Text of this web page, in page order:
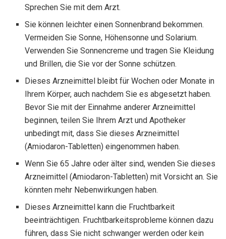
Sprechen Sie mit dem Arzt.
Sie können leichter einen Sonnenbrand bekommen.
Vermeiden Sie Sonne, Höhensonne und Solarium.
Verwenden Sie Sonnencreme und tragen Sie Kleidung
und Brillen, die Sie vor der Sonne schützen.
Dieses Arzneimittel bleibt für Wochen oder Monate in
Ihrem Körper, auch nachdem Sie es abgesetzt haben.
Bevor Sie mit der Einnahme anderer Arzneimittel
beginnen, teilen Sie Ihrem Arzt und Apotheker
unbedingt mit, dass Sie dieses Arzneimittel
(Amiodaron-Tabletten) eingenommen haben.
Wenn Sie 65 Jahre oder älter sind, wenden Sie dieses
Arzneimittel (Amiodaron-Tabletten) mit Vorsicht an. Sie
könnten mehr Nebenwirkungen haben.
Dieses Arzneimittel kann die Fruchtbarkeit
beeinträchtigen. Fruchtbarkeitsprobleme können dazu
führen, dass Sie nicht schwanger werden oder kein